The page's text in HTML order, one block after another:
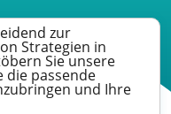
zur
Strategien in
Sie unsere
die passende
und Ihre